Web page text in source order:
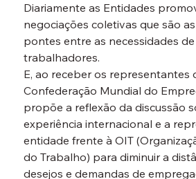
Diariamente as Entidades
negociações coletivas que são
pontes entre as necessidades
trabalhadores.
E, ao receber os representantes
Confederação Mundial do
propõe a reflexão da discussão
experiência internacional e a
entidade frente à OIT
do Trabalho) para diminuir a
desejos e demandas de